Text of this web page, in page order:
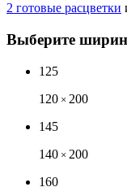
2 готовые расцветки
Выберите
125
120 × 200
145
140 × 200
160